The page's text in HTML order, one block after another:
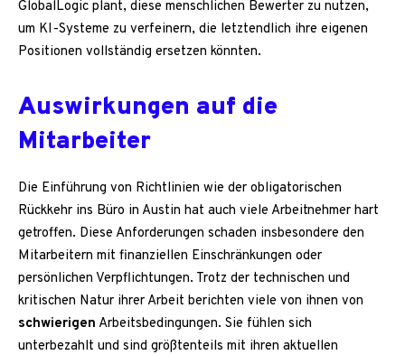
GlobalLogic plant, diese menschlichen Bewerter zu nutzen,
um KI-Systeme zu verfeinern, die letztendlich ihre eigenen
Positionen vollständig ersetzen könnten.
Auswirkungen auf die
Mitarbeiter
Die Einführung von Richtlinien wie der obligatorischen
Rückkehr ins Büro in Austin hat auch viele Arbeitnehmer hart
getroffen. Diese Anforderungen schaden insbesondere den
Mitarbeitern mit finanziellen Einschränkungen oder
persönlichen Verpflichtungen. Trotz der technischen und
kritischen Natur ihrer Arbeit berichten viele von ihnen von
schwierigen Arbeitsbedingungen. Sie fühlen sich
unterbezahlt und sind größtenteils mit ihren aktuellen